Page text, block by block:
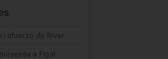
refuerzo de River
a Figal